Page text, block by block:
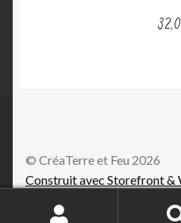
© CréaTerre et Feu 2026
Construit avec Storefront &